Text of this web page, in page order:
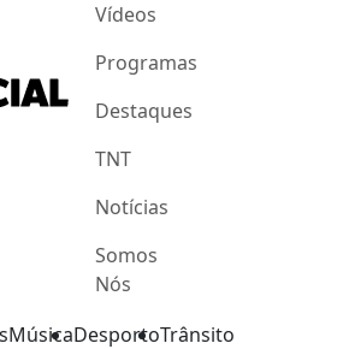
Vídeos
Programas
Destaques
TNT
Notícias
Somos
Nós
MúsicaDesportoTrânsito